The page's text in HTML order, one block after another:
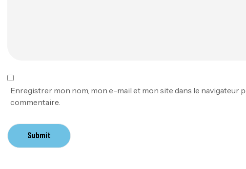
Enregistrer mon nom, mon e-mail et mon site dans le navigateur
commentaire.
Submit